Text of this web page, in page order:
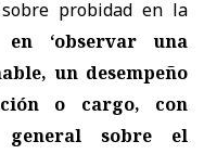
probidad en la
en ‘observar una
un desempeño
o cargo, con
general sobre el